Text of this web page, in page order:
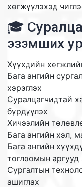
хөгжүүлэхэд
🎓
эзэмших
Хүүхдийн
Бага ангийн
хэрэглэх
Суралцагчидтай
бүрдүүлэх
Хичээлийн
Бага ангийн хэл,
Бага ангийн
тоглоомын аргууд
Сургалтын
ашиглах